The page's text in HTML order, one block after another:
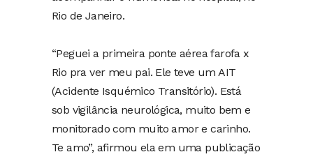
Rio de Janeiro.
“Peguei a primeira ponte aérea farofa x
Rio pra ver meu pai. Ele teve um AIT
(Acidente Isquémico Transitório). Está
sob vigilância neurológica, muito bem e
monitorado com muito amor e carinho.
Te amo”, afirmou ela em uma publicação